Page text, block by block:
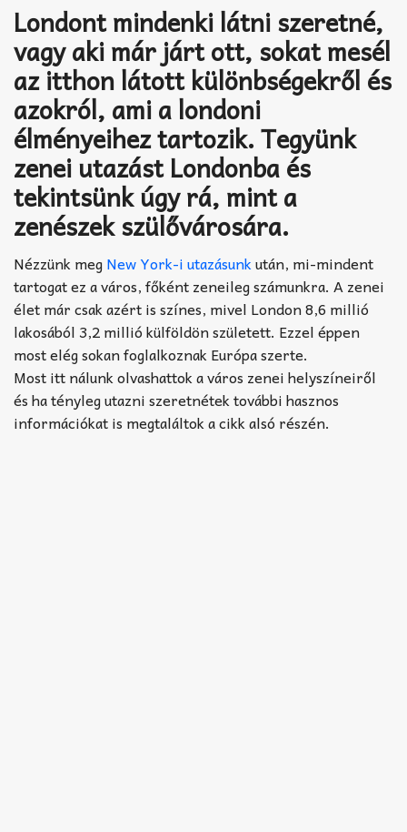
TABok
Improvizáció
Londont mindenki látni szeretné,
vagy aki már járt ott, sokat mesél
az itthon látott különbségekről és
azokról, ami a londoni
élményeihez tartozik. Tegyünk
zenei utazást Londonba és
tekintsünk úgy rá, mint a
zenészek szülővárosára.
Nézzünk megNew York-i utazásunkután, mi-mindent
tartogat ez a város, főként zeneileg számunkra. A zenei
élet már csak azért is színes, mivel London 8,6 millió
lakosából 3,2 millió külföldön született. Ezzel éppen
most elég sokan foglalkoznak Európa szerte.
Most itt nálunk olvashattok a város zenei helyszíneiről
és ha tényleg utazni szeretnétek további hasznos
információkat is megtaláltok a cikk alsó részén.